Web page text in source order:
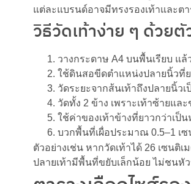
แต่ละแบรนด์อาจมีทรงรองเท้าและต
วิธีวัดเท้าง่าย ๆ ด้วยตั
วางกระดาษ A4 บนพื้นเรียบ แล้
ใช้ดินสอขีดตำแหน่งปลายนิ้วที่
วัดระยะจากส้นเท้าถึงปลายนิ้วเ
วัดทั้ง 2 ข้าง เพราะเท้าซ้ายแล
ใช้ค่าของเท้าข้างที่ยาวกว่าเป็
บวกพื้นที่เผื่อประมาณ 0.5–1 เซ
ตัวอย่างเช่น หากวัดเท้าได้ 26 เซนติ
ปลายเท้ามีพื้นที่ขยับเล็กน้อย ไม่ชนหั